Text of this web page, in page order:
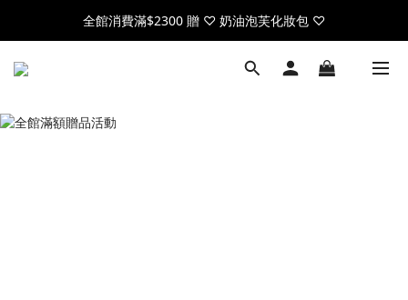
全館消費滿$2300 贈 ♡ 奶油泡芙化妝包 ♡
全館消費滿$2300 贈 ♡ 奶油泡芙化妝包 ♡
註冊官網會員，送$50元購物金